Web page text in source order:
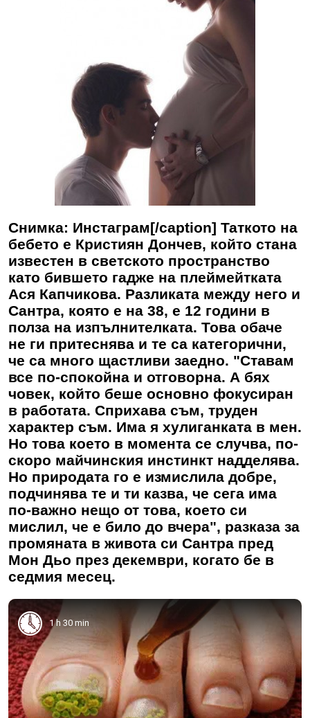
Снимка: Инстаграм[/caption] Таткото на
бебето е Кристиян Дончев, който стана
известен в светското пространство
като бившето гадже на плеймейтката
Ася Капчикова. Разликата между него и
Сантра, която е на 38, е 12 години в
полза на изпълнителката. Това обаче
не ги притеснява и те са категорични,
че са много щастливи заедно. "Ставам
все по-спокойна и отговорна. А бях
човек, който беше основно фокусиран
в работата. Сприхава съм, труден
характер съм. Има я хулиганката в мен.
Но това което в момента се случва, по-
скоро майчинския инстинкт надделява.
Но природата го е измислила добре,
подчинява те и ти казва, че сега има
по-важно нещо от това, което си
мислил, че е било до вчера", разказа за
промяната в живота си Сантра пред
Мон Дьо през декември, когато бе в
седмия месец.
1 h 30 min